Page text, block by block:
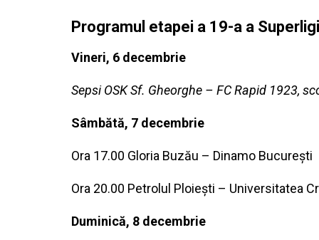
Programul etapei a 19-a a
Vineri, 6 decembrie
Sepsi OSK Sf. Gheorghe – FC Rapid 1923,
Sâmbătă, 7 decembrie
Ora 17.00 Gloria Buzău – Dinamo București
Ora 20.00 Petrolul Ploiești – Universitatea
Duminică, 8 decembrie